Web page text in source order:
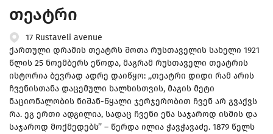
თეატრი
17 Rustaveli avenue
ქართული დრამის თეატრს შოთა რუსთაველის სახელი 1921
წლის 25 ნოემბერს ეწოდა, მაგრამ რუსთაველი თეატრის
ისტორია ბევრად ადრე დაიწყო: ,,თეატრი დიდი რამ არის
ჩვენისთანა დაცემული ხალხისთვის, მაგის მეტი
ნაციონალობის ნიშან-წყალი ჯერჯერობით ჩვენ არ გვაქვს
რა. ეგ ერთი ადგილია, სადაც ჩვენი ენა საჯაროდ ისმის და
საჯაროდ მოქმედებს’’ – წერდა ილია ჭავჭავაძე. 1879 წელს